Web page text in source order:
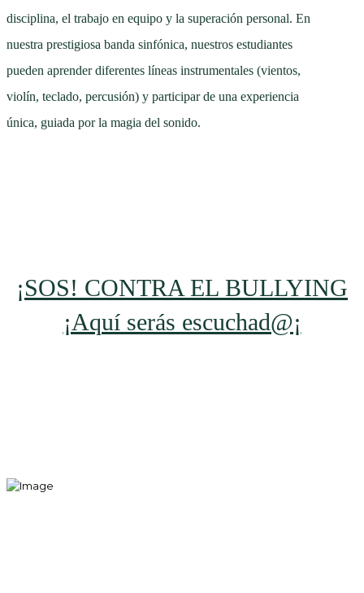
disciplina, el trabajo en equipo y la superación personal. En
nuestra prestigiosa banda sinfónica, nuestros estudiantes
pueden aprender diferentes líneas instrumentales (vientos,
violín, teclado, percusión) y participar de una experiencia
única, guiada por la magia del sonido.
¡SOS! CONTRA EL BULLYING
¡Aquí serás escuchad@¡